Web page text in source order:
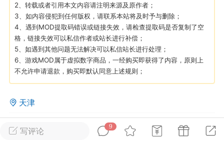
作弊模组的发布规范近期收到一些信息
作弊模组在联机服务器使用,为了维护游
环境，中文网特此发布以下声明，规范
模组的发布行为：1. *...
大人
Lv.8
写评论
9
2、转载或者引用本文内容请注明来源及原作者；
3、如内容侵犯到任何版权，请联系本站将及时予与删除；
4、遇到MOD提取码错误或链接失效，请检查提取码是否复制了空
格，链接失效可以私信作者或站长进行补偿；
5、如遇到其他问题无法解决可以私信站长进行处理；
6、游戏MOD属于虚拟数字商品，一经购买即获得了内容，原则上
不允许申请退款，购买即默认同意上述规则；
天津
0